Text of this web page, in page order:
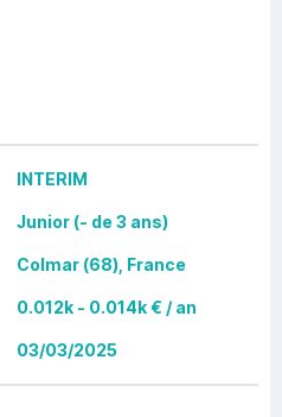
INTERIM
Junior (- de 3 ans)
Colmar (68), France
0.012k - 0.014k € / an
03/03/2025